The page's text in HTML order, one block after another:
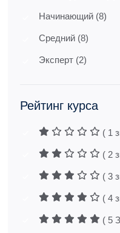
Начинающий (8)
Средний (8)
Эксперт (2)
Рейтинг курса
( 1
( 2
( 3
( 4
( 5